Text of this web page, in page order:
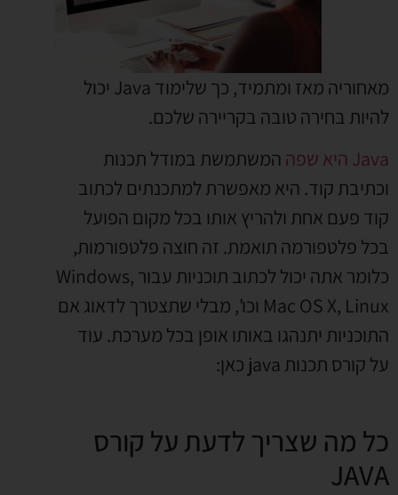
מאחוריה מאז ומתמיד, כך שלימוד Java יכול
להיות בחירה טובה בקריירה שלכם.
Java היא שפה
המשתמשת במודל תכנות
וכתיבת קוד. היא מאפשרת למתכנתים לכתוב
קוד פעם אחת ולהריץ אותו בכל מקום הפועל
בכל פלטפורמה תואמת. זה חוצה פלטפורמות,
כלומר אתה יכול לכתוב תוכניות עבור Windows,
Mac OS X, Linux וכו', מבלי שתצטרך לדאוג אם
התוכניות יתנהגו באותו אופן בכל מערכת. עוד
על קורס תכנות java כאן:
כל מה שצריך לדעת על קורס
JAVA